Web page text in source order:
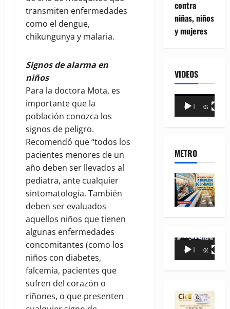
transmiten enfermedades
como el dengue,
chikungunya y malaria.
Signos de alarma en
niños
Para la doctora Mota, es
importante que la
población conozca los
signos de peligro.
Recomendó que “todos los
pacientes menores de un
año deben ser llevados al
pediatra, ante cualquier
sintomatología. También
deben ser evaluados
aquellos niños que tienen
algunas enfermedades
concomitantes (como los
niños con diabetes,
falcemia, pacientes que
sufren del corazón o
riñones, o que presenten
contra
niñas, niños
y mujeres
VIDEOS
Reproductor
00:00 02:18
METRO
Reproductor
00:00 00:35